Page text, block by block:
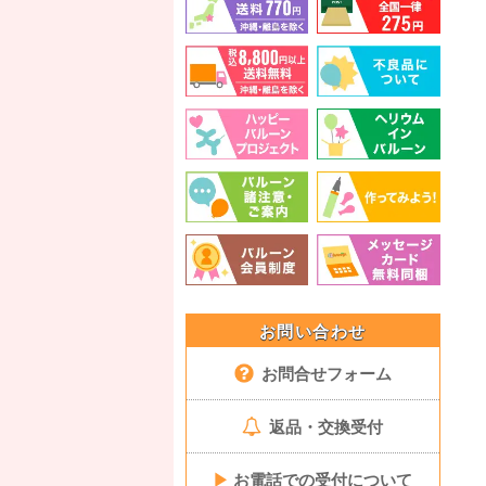
お問い合わせ
お問合せフォーム
返品・交換受付
▶ お電話での受付について